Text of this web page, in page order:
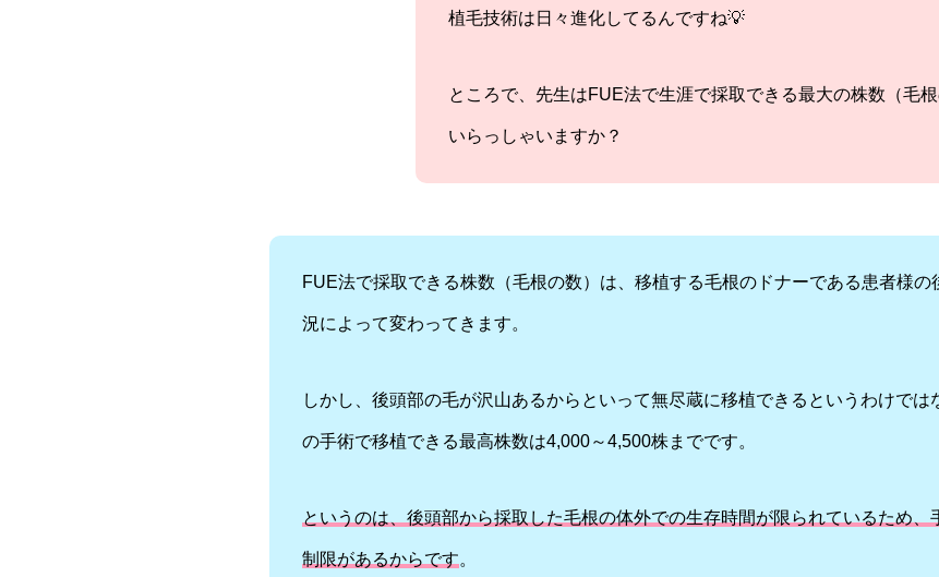
植毛技術は日々進化してるんですね💡
ところで、先生はFUE法で生涯で採取できる最大の株数（毛
いらっしゃいますか？
FUE法で採取できる株数（毛根の数）は、移植する毛根のドナーである患者様の
況によって変わってきます。
しかし、後頭部の毛が沢山あるからといって無尽蔵に移植できるというわけでは
の手術で移植できる最高株数は4,000～4,500株までです。
というのは、後頭部から採取した毛根の体外での生存時間が限られているため、
制限があるからです。